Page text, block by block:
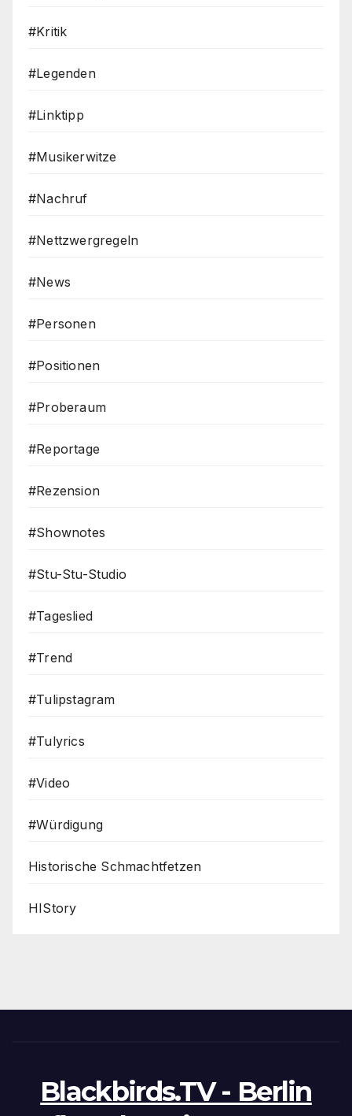
#Kritik
#Legenden
#Linktipp
#Musikerwitze
#Nachruf
#Nettzwergregeln
#News
#Personen
#Positionen
#Proberaum
#Reportage
#Rezension
#Shownotes
#Stu-Stu-Studio
#Tageslied
#Trend
#Tulipstagram
#Tulyrics
#Video
#Würdigung
Historische Schmachtfetzen
HIStory
Blackbirds.TV - Berlin